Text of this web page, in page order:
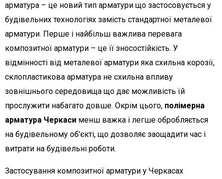
арматура – це новий тип арматури що застосовується у
будівельних технологіях замість стандартної металевої
арматури. Перше і найбільш важлива перевага
композитної арматури – це її зносостійкість. У
відмінності від металевої арматури яка схильна корозії,
склопластикова арматура не схильна впливу
зовнішнього середовища що дає можливість їй
прослужити набагато довше. Окрім цього, полімерна
арматура Черкаси менш важка і легше обробляється
на будівельному об’єкті, що дозволяє заощадити час і
витрати на будівельні роботи.
Застосування композитної арматури у Черкасах